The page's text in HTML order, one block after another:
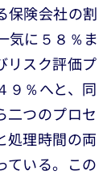
保険会社の割
気に５８％ま
リスク評価プ
９％へと、同
二つのプロセ
処理時間の両
ている。この